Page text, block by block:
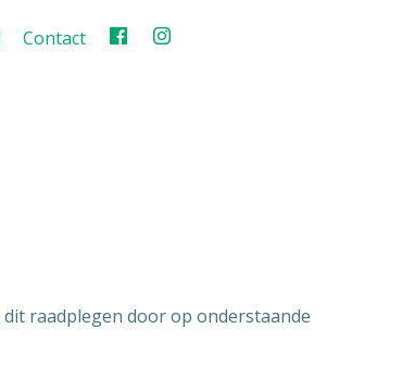
Contact
raadplegen door op onderstaande